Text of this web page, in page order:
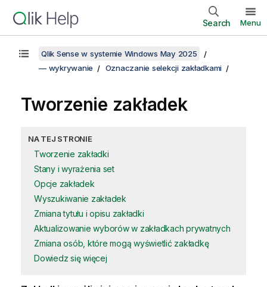
Search Menu
Qlik Sense w systemie Windows May 2025
— wykrywanie
Oznaczanie selekcji zakładkami
Tworzenie zakładek
NA TEJ STRONIE
Tworzenie zakładki
Stany i wyrażenia set
Opcje zakładek
Wyszukiwanie zakładek
Zmiana tytułu i opisu zakładki
Aktualizowanie wyborów w zakładkach prywatnych
Zmiana osób, które mogą wyświetlić zakładkę
Dowiedz się więcej